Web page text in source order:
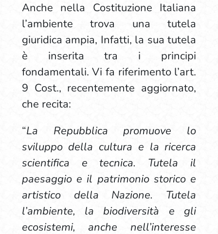
Anche nella Costituzione Italiana
l’ambiente trova una tutela
giuridica ampia, Infatti, la sua tutela
è inserita tra i principi
fondamentali. Vi fa riferimento l’art.
9 Cost., recentemente aggiornato,
che recita:
“La Repubblica promuove lo
sviluppo della cultura e la ricerca
scientifica e tecnica. Tutela il
paesaggio e il patrimonio storico e
artistico della Nazione. Tutela
l’ambiente, la biodiversità e gli
ecosistemi, anche nell’interesse